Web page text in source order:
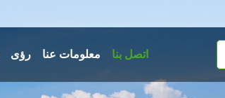
رؤى معلومات عنا اتصل بنا